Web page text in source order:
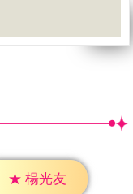
★ 楊光友